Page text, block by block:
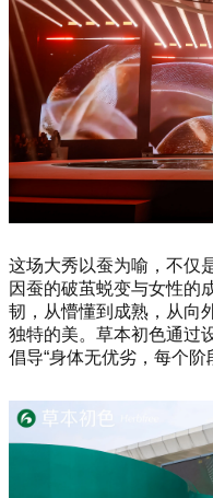
这场大秀以蚕为喻，不仅
因蚕的破茧蜕变与女性
韧，从懵懂到成熟，从向
独特的美。草本初色通过
倡导“身体无优劣，每个阶